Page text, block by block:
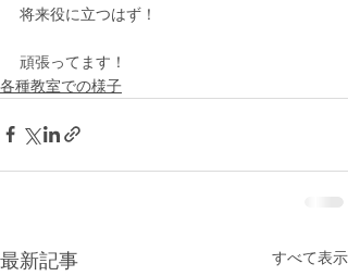
将来役に立つはず！
頑張ってます！
各種教室での様子
最新記事 すべて表示